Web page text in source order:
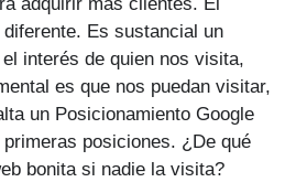
Es sustancial un
interés de quien nos visita,
es que nos puedan visitar,
un Posicionamiento Google
posiciones. ¿De qué
bonita si nadie la visita?